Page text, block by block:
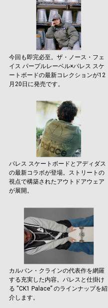
今回も即完必至。ザ・ノース・フェ
イス パープルレーベル×パレス スケ
ートボードの最新コレクションが12
月20日に発売です。
パレス スケートボードとアディダス
の最新コラボが登場。ストリートの
視点で構築されたアウトドアウェア
が展開。
カルバン・クラインの代表作を網羅
する充実した内容。パレスと仕掛け
る “CK1 Palace” のラインナップを紹
介します。